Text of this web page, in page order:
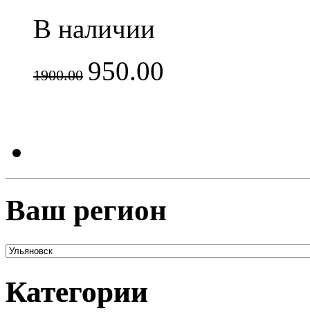
В наличии
1900.00 950.00
Ваш регион
Категории